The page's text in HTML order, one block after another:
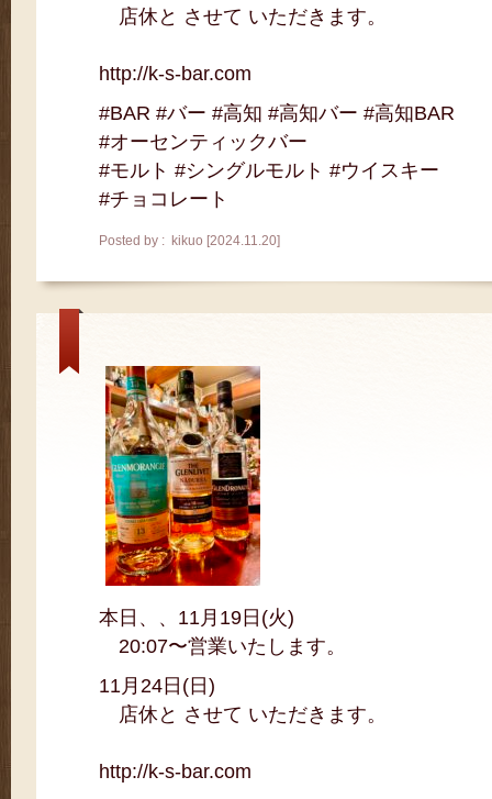
店休と させて いただきます。
http://k-s-bar.com
#BAR #バー #高知 #高知バー #高知BAR
#オーセンティックバー
#モルト #シングルモルト #ウイスキー
#チョコレート
Posted by : kikuo [2024.11.20]
本日、、11月19日(火)
20:07〜営業いたします。
11月24日(日)
店休と させて いただきます。
http://k-s-bar.com